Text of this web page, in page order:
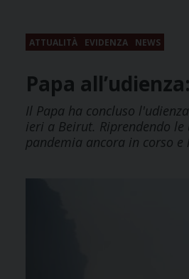
ATTUALITÀ EVIDENZA NEWS
Papa
Il Papa ha concluso
ieri a Beirut. Riprendendo
pandemia ancora in corso